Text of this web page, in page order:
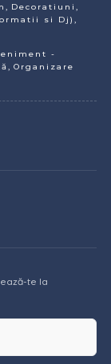
Decoratiuni
si Dj)
-
Organizare
te la